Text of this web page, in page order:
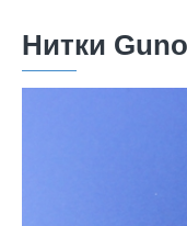
Нитки